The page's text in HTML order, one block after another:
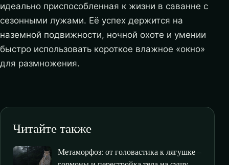
идеально приспособленная к жизни в саванне с
сезонными лужами. Её успех держится на
наземной подвижности, ночной охоте и умении
быстро использовать короткое влажное «окно»
для размножения.
Читайте также
Метаморфоз: от головастика к лягушке –